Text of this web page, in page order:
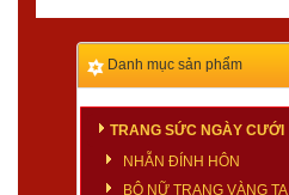
Danh mục sản phẩm
TRANG SỨC NGÀY CƯỚI
NHẪN ĐÍNH HÔN
BỘ NỮ TRANG VÀNG TA